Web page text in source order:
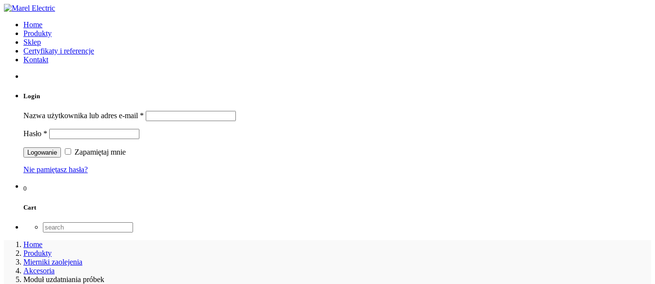
Home
Produkty
Sklep
Certyfikaty i referencje
Kontakt
Login
Nazwa użytkownika lub adres e-mail *
Hasło *
Zapamiętaj mnie
Nie pamiętasz hasła?
0
Cart
Home
Produkty
Mierniki zaolejenia
Akcesoria
Moduł uzdatniania próbek